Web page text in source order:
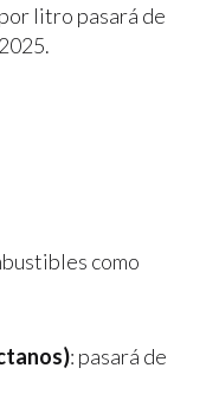
litro pasará de
como
: pasará de